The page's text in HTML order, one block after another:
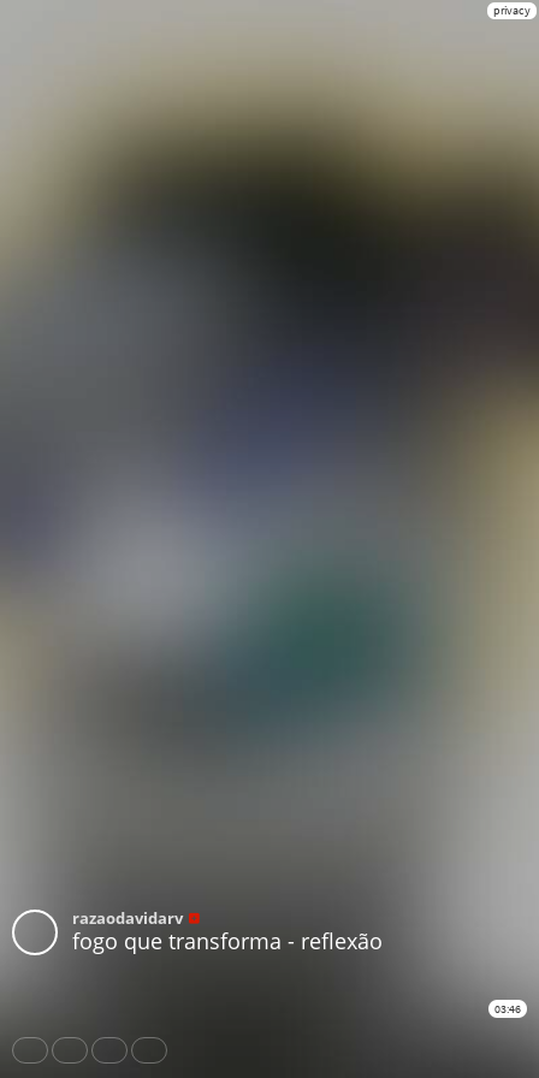
privacy
razaodavidarv
fogo que transforma - reflexão
03:46
Share Like